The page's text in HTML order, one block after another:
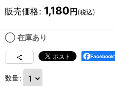
販売価格: 1,180 円 (税込)
◯ 在庫あり
Facebook
数量: